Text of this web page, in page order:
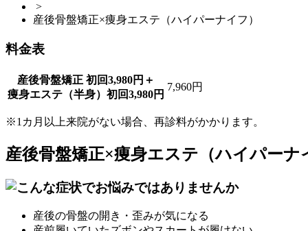
>
産後骨盤矯正×痩身エステ（ハイパーナイフ）
料金表
産後骨盤矯正 初回3,980円＋
痩身エステ（半身）初回3,980円
7,960円
※1カ月以上来院がない場合、再診料がかかります。
産後骨盤矯正×痩身エステ（ハイパーナ
産後の骨盤の開き・歪みが気になる